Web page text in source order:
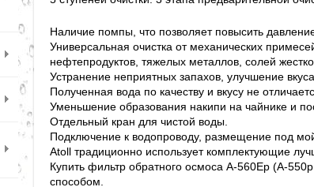
Наличие помпы, что позволяет повысить
Универсальная очистка от механических
нефтепродуктов, тяжелых металлов, солей
Устранение неприятных запахов, улучшение
Полученная вода по качеству и вкусу не
Уменьшение образования накипи на чайнике и
Отдельный кран для чистой воды.
Подключение к водопроводу, размещение под
Atoll традиционно использует комплектующие
Купить фильтр обратного осмоса A-560Ep (A-
способом.